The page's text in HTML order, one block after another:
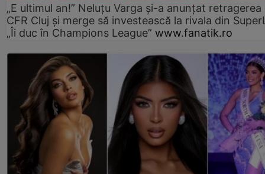
„E ultimul an!” Neluțu Varga și-a anunțat retragerea
CFR Cluj și merge să investească la rivala din
„Îi duc în Champions League” www.fanatik.ro